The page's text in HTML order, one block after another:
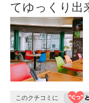
てゆっくり出
このクチコミに